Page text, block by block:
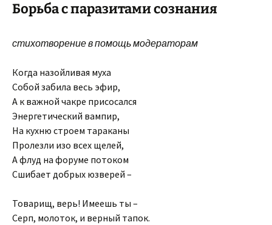
Борьба с паразитами сознания
стихотворение в помощь модераторам
Когда назойливая муха
Собой забила весь эфир,
А к важной чакре присосался
Энергетический вампир,
На кухню строем тараканы
Пролезли изо всех щелей,
А флуд на форуме потоком
Сшибает добрых юзверей –
Товарищ, верь! Имеешь ты –
Серп, молоток, и верный тапок.